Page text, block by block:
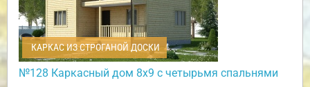
КАРКАС ИЗ СТРОГАНОЙ ДОСКИ
№128 Каркасный дом 8х9 с четырьмя спальнями